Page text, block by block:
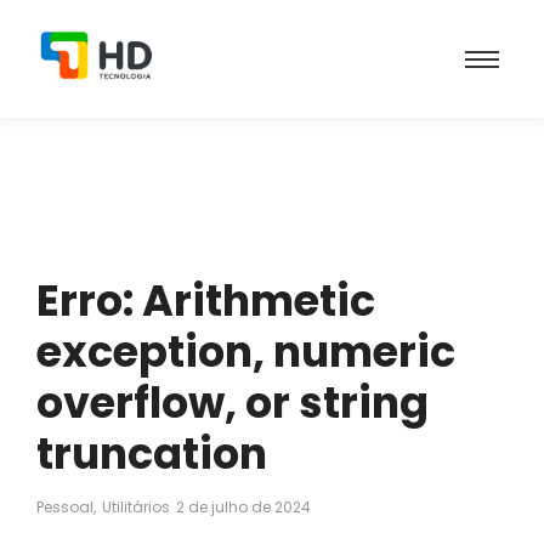
Erro: Arithmetic
exception, numeric
overflow, or string
truncation
Pessoal, Utilitários 2 de julho de 2024